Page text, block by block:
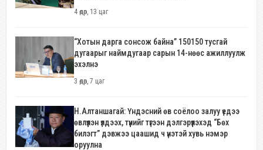
4 өдөр, 13 цаг
“Хотын дарга сонсож байна” 150150 тусгай
дугаарыг наймдугаар сарын 14-нөөс ажиллуулж
эхэлнэ
3 өдөр, 7 цаг
Н.Алтаншагай: Үндэсний өв соёлоо залуу үедээ
өвлүүлэн үлдээх, түүнийг түгээн дэлгэрүүлэхэд “Бөх
билэгт” дэвжээ цаашид ч үнэтэй хувь нэмэр
оруулна